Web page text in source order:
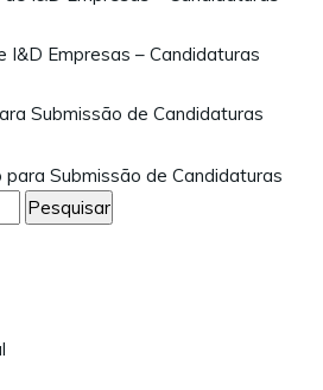
I&D Empresas – Candidaturas
Submissão de Candidaturas